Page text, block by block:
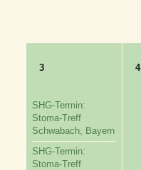
3
SHG-Termin:
Stoma-Treff
Schwabach, Bayern
SHG-Termin:
Stoma-Treff
4